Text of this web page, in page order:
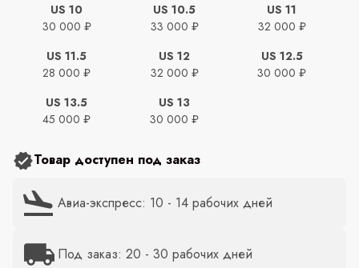
US 10
30 000 ₽
US 10.5
33 000 ₽
US 11
32 000 ₽
US 11.5
28 000 ₽
US 12
32 000 ₽
US 12.5
30 000 ₽
US 13.5
45 000 ₽
US 13
30 000 ₽
Товар доступен под заказ
Авиа-экспресс: 10 - 14 рабочих дней
Под заказ: 20 - 30 рабочих дней